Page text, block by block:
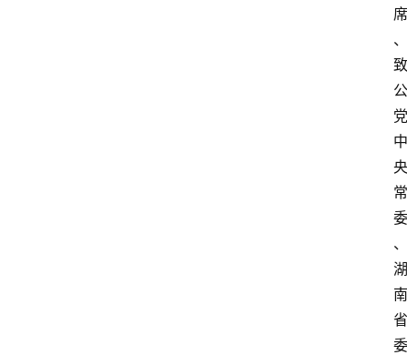
席
、
致
公
党
中
央
常
委
、
湖
南
省
委